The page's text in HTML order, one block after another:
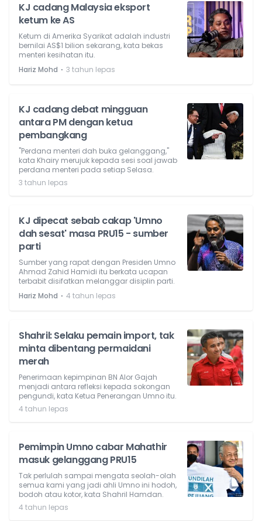
KJ cadang Malaysia eksport
ketum ke AS
Ketum di Amerika Syarikat adalah industri
bernilai AS$1 bilion sekarang, kata bekas
menteri kesihatan itu.
Hariz Mohd ⋅ 3 tahun lepas
KJ cadang debat mingguan
antara PM dengan ketua
pembangkang
"Perdana menteri dah buka gelanggang,"
kata Khairy merujuk kepada sesi soal jawab
perdana menteri pada setiap Selasa.
3 tahun lepas
KJ dipecat sebab cakap 'Umno
dah sesat' masa PRU15 - sumber
parti
Sumber yang rapat dengan Presiden Umno
Ahmad Zahid Hamidi itu berkata ucapan
terbabit disifatkan melanggar disiplin parti.
Hariz Mohd ⋅ 4 tahun lepas
Shahril: Selaku pemain import, tak
minta dibentang permaidani
merah
Penerimaan kepimpinan BN Alor Gajah
menjadi antara refleksi kepada sokongan
pengundi, kata Ketua Penerangan Umno itu.
4 tahun lepas
Pemimpin Umno cabar Mahathir
masuk gelanggang PRU15
Tak perlulah sampai mengata seolah-olah
semua kami yang jadi ahli Umno ini hodoh,
bodoh atau kotor, kata Shahril Hamdan.
4 tahun lepas